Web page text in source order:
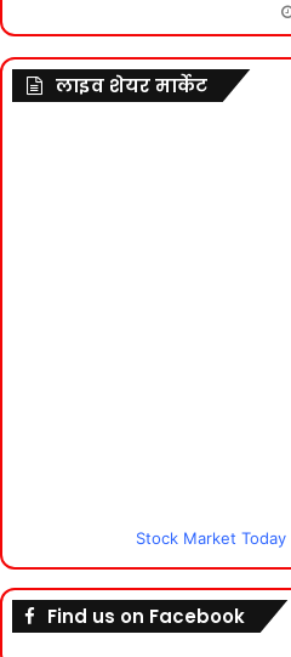
लाइव शेयर मार्केट
Stock Market Today
Find us on Facebook